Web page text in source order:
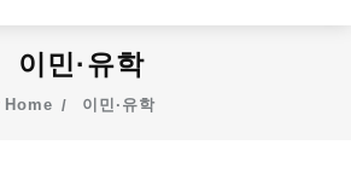
이민·유학
Home 이민·유학